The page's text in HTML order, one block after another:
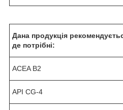
Дана продукція
де потрібні:
ACEA B2
API CG-4